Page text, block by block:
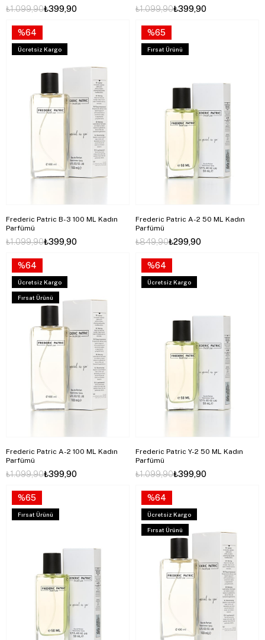
₺399,90
₺1.099,90 ₺399,90
₺1.099,90
Frederic Patric B-3 100 ML Kadın
Parfümü
₺399,90
₺1.099,90
%64
Ücretsiz Kargo
Frederic Patric A-2 50 ML Kadın
Parfümü
₺299,90
₺849,90
%65
Fırsat Ürünü
Frederic Patric A-2 100 ML Kadın
Parfümü
₺399,90
₺1.099,90
%64
Ücretsiz Kargo
Fırsat Ürünü
Frederic Patric Y-2 50 ML Kadın
Parfümü
₺399,90
₺1.099,90
%64
Ücretsiz Kargo
%65
Fırsat Ürünü
%64
Ücretsiz Kargo
Fırsat Ürünü